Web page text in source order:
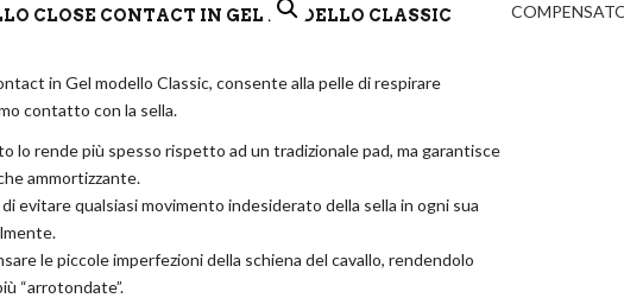
CLOSE CONTACT IN GEL MODELLO CLASSIC
in Gel modello Classic, consente alla pelle di respirare
contatto con la sella.
lo rende più spesso rispetto ad un tradizionale pad, ma garantisce
ammortizzante.
evitare qualsiasi movimento indesiderato della sella in ogni sua
le piccole imperfezioni della schiena del cavallo, rendendolo
“arrotondate”.